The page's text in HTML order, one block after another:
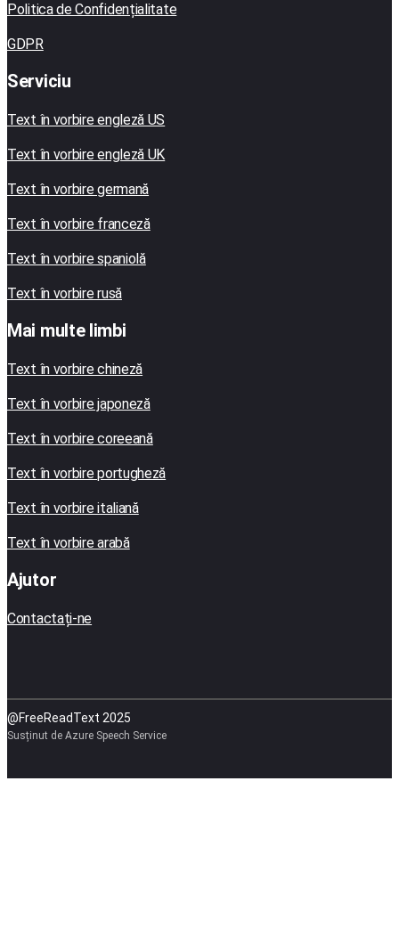
Politica de Confidențialitate
GDPR
Serviciu
Text în vorbire engleză US
Text în vorbire engleză UK
Text în vorbire germană
Text în vorbire franceză
Text în vorbire spaniolă
Text în vorbire rusă
Mai multe limbi
Text în vorbire chineză
Text în vorbire japoneză
Text în vorbire coreeană
Text în vorbire portugheză
Text în vorbire italiană
Text în vorbire arabă
Ajutor
Contactați-ne
@FreeReadText 2025
Susținut de Azure Speech Service